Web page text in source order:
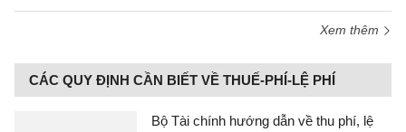
Xem thêm
CÁC QUY ĐỊNH CẦN BIẾT VỀ THUẾ-PHÍ-LỆ PHÍ
Bộ Tài chính hướng dẫn về thu phí, lệ